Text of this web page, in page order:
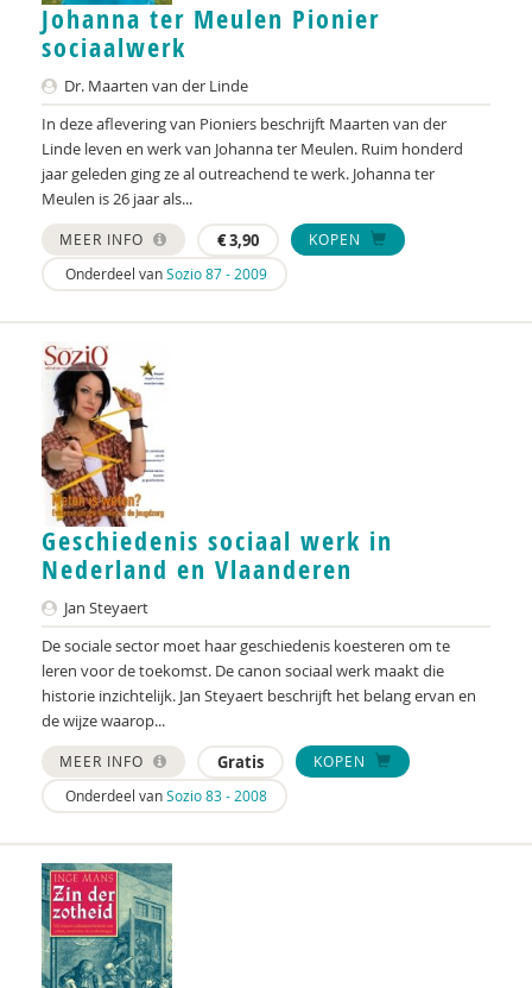
Johanna ter Meulen Pionier
sociaalwerk
Dr. Maarten van der Linde
In deze aflevering van Pioniers beschrijft Maarten van der
Linde leven en werk van Johanna ter Meulen. Ruim honderd
jaar geleden ging ze al outreachend te werk. Johanna ter
Meulen is 26 jaar als...
MEER INFO €3,90
KOPEN
Onderdeel vanSozio 87 - 2009
Geschiedenis sociaal werk in
Nederland en Vlaanderen
Jan Steyaert
De sociale sector moet haar geschiedenis koesteren om te
leren voor de toekomst. De canon sociaal werk maakt die
historie inzichtelijk. Jan Steyaert beschrijft het belang ervan en
de wijze waarop...
MEER INFO Gratis
KOPEN
Onderdeel vanSozio 83 - 2008